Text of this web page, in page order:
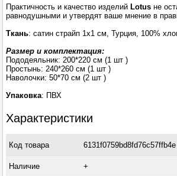
Практичность и качество изделий Lotusне
равнодушными и утвердят ваше мнение в
Ткань: сатин страйп 1х1 см, Турция, 100%
Размер и комплектация:
Пододеяльник: 200*220 см (1 шт )
Простынь: 240*260 см (1 шт )
Наволочки: 50*70 см (2 шт )
Упаковка: ПВХ
Характеристики
Код товара 6131f0759bd8fd76c57ffb4e
Наличие +